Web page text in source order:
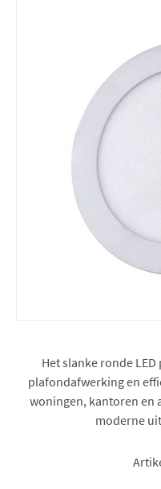
Het slanke ronde
plafondafwerking en
woningen, kantoren en
moderne